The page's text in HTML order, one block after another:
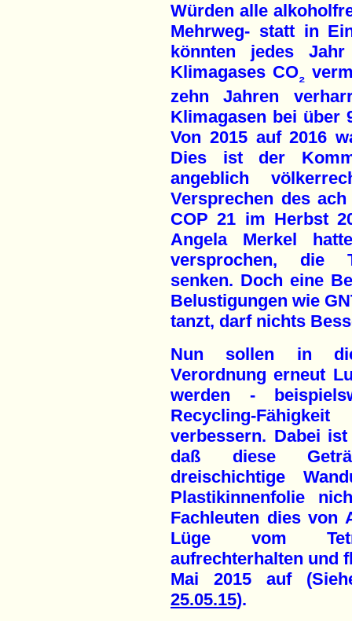
Würden alle
Mehrweg- statt in
könnten jedes
Klimagases CO₂
zehn Jahren
Klimagasen bei über
Von 2015 auf 2016
Dies ist der
angeblich
Versprechen des
COP 21 im Herbst
Angela Merkel
versprochen, die
senken. Doch eine
Belustigungen wie
tanzt, darf nichts
Nun sollen in die
Verordnung erneut
werden -
Recycling-
verbessern. Dabei
daß diese
dreischichtige
Plastikinnenfolie
Fachleuten dies von
Lüge vom
aufrechterhalten und
Mai 2015 auf
25.05.15).